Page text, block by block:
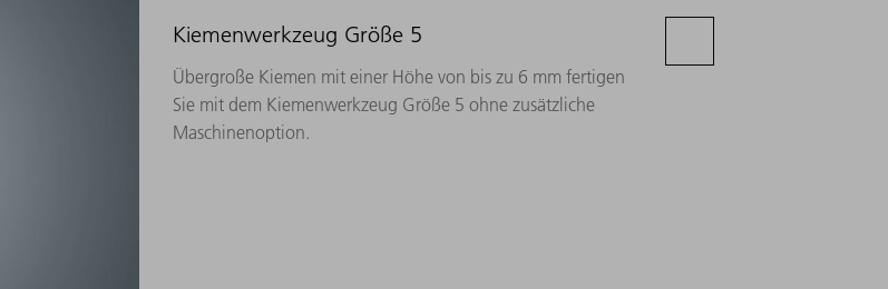
Kiemenwerkzeug Größe 5
Übergroße Kiemen mit einer Höhe von bis zu 6 mm fertigen
Sie mit dem Kiemenwerkzeug Größe 5 ohne zusätzliche
Maschinenoption.